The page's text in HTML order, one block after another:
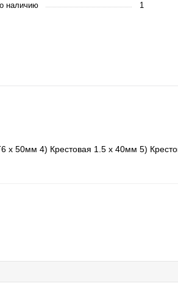
наличию
1
x 50мм 4) Крестовая 1.5 х 40мм 5)